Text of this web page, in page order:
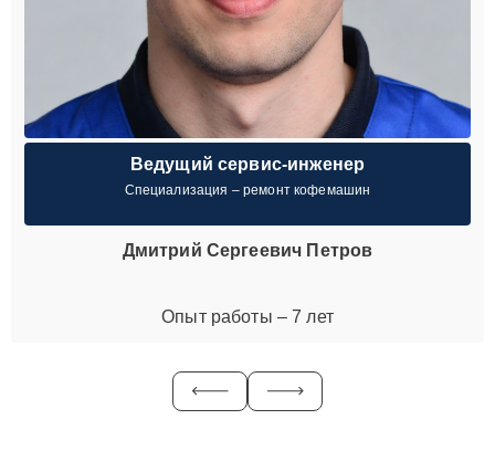
Ведущий сервис-инженер
Специализация – ремонт кофемашин
Дмитрий Сергеевич Петров
Опыт работы – 7 лет